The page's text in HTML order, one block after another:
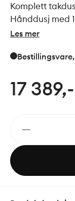
Komplett
Hånddusj med
Justerbar stang
Skoldesperre.
Les mer
Bestillingsvare,
17 389,-